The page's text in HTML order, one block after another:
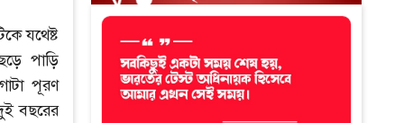
যথেষ্ট
পাড়ি
পূরণ
বছরের